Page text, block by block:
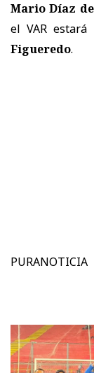
Mario Díaz
el VAR
Figueredo.
PURANOTICIA